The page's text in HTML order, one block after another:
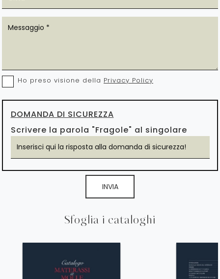
Sfoglia i cataloghi
Ho preso visione della Privacy Policy
DOMANDA DI SICUREZZA
Scrivere la parola "Fragole" al singolare
INVIA